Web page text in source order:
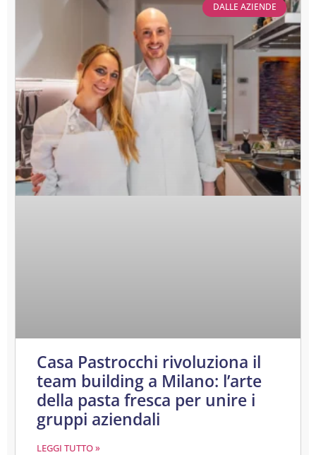
DALLE AZIENDE
Casa Pastrocchi rivoluziona il
team building a Milano: l’arte
della pasta fresca per unire i
gruppi aziendali
LEGGI TUTTO »